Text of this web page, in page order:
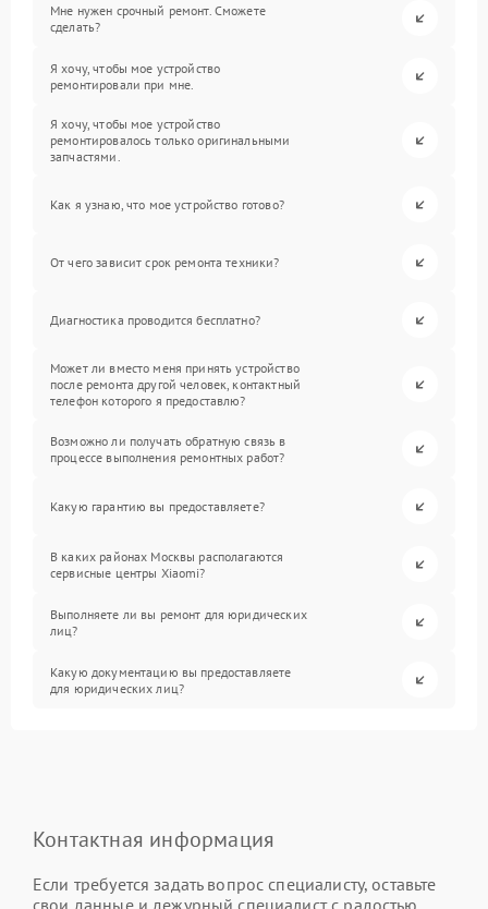
Мне нужен срочный ремонт. Сможете
сделать?
Я хочу, чтобы мое устройство
ремонтировали при мне.
Я хочу, чтобы мое устройство
ремонтировалось только оригинальными
запчастями.
Как я узнаю, что мое устройство готово?
От чего зависит срок ремонта техники?
Диагностика проводится бесплатно?
Может ли вместо меня принять устройство
после ремонта другой человек, контактный
телефон которого я предоставлю?
Возможно ли получать обратную связь в
процессе выполнения ремонтных работ?
Какую гарантию вы предоставляете?
В каких районах Москвы располагаются
сервисные центры Xiaomi?
Выполняете ли вы ремонт для юридических
лиц?
Какую документацию вы предоставляете
для юридических лиц?
Контактная информация
Если требуется задать вопрос специалисту, оставьте
свои данные и дежурный специалист с радостью